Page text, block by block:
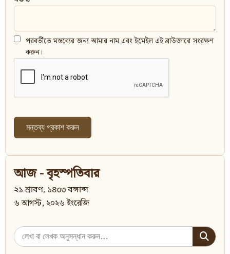
পরবর্তীতে মন্তব্যের জন্য আমার নাম এবং ইমেইল এই ব্রাউজারে সংরক্ষণ
করুন।
আজ - বৃহস্পতিবার
২১ শ্রাবণ, ১৪৩৩ বঙ্গাব্দ
৬ আগস্ট, ২০২৬ ইংরেজি
Search
for: